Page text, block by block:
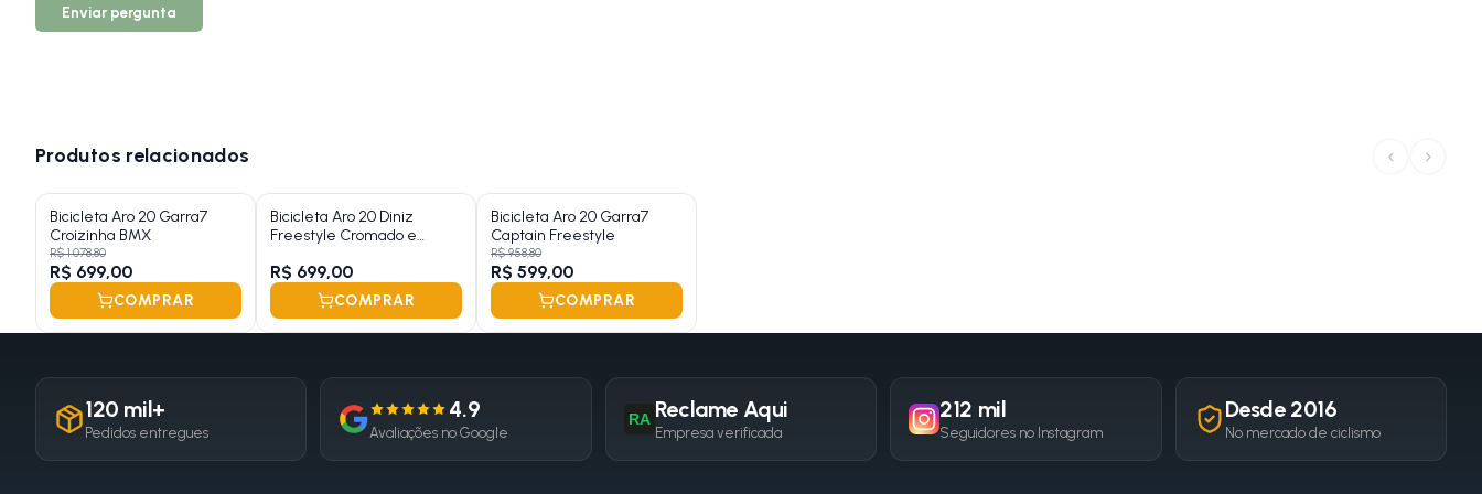
Enviar pergunta
Produtos relacionados ‹ ›
Bicicleta Aro 20 Garra7
Croizinha BMX
R$ 1.078,80
R$ 699,00
COMPRAR
Bicicleta Aro 20 Diniz
Freestyle Cromado e
R$ 699,00
COMPRAR
Bicicleta Aro 20 Garra7
Captain Freestyle
R$ 958,80
R$ 599,00
COMPRAR
120 mil+
Pedidos entregues
4.9
Avaliações no Google
RA Reclame Aqui
Empresa verificada
212 mil
Seguidores no Instagram
Desde 2016
No mercado de ciclismo